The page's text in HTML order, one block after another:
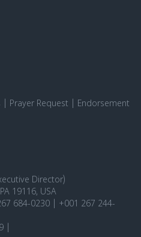
Prayer Request
Endorsement
Director)
19116, USA
684-0230 | +001 267 244-
|